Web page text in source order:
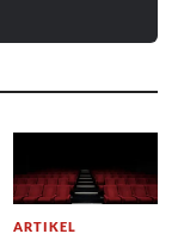
ARTIKEL